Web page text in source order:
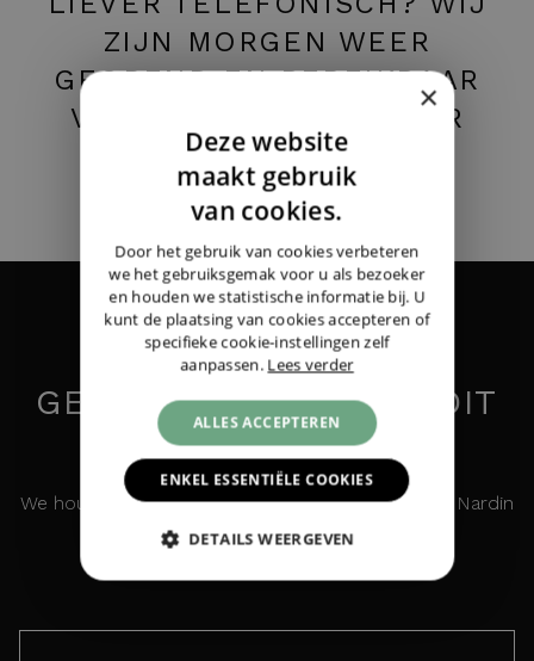
ZIJN MORGEN WEER
GEOPEND EN BEREIKBAAR
VAN 13:00 TOT 17:30 UUR
+31 (0)43 358 11 55
Alle contactgegevens ›
GEÏNTERESSEERD IN DIT
HORLOGE?
We houden u graag op de hoogte over de Ulysse Nardin
Marine Lady Diver Steel Automatic
Ulysse NardinMarine Lady Diver Steel
Automatic | € 3.100,-
GERMAN
×
Deze website
maakt gebruik
van cookies.
Door het gebruik van cookies verbeteren
we het gebruiksgemak voor u als bezoeker
en houden we statistische informatie bij. U
kunt de plaatsing van cookies accepteren of
specifieke cookie-instellingen zelf
aanpassen. Lees verder
ALLES ACCEPTEREN
ENKEL ESSENTIËLE COOKIES
DETAILS WEERGEVEN